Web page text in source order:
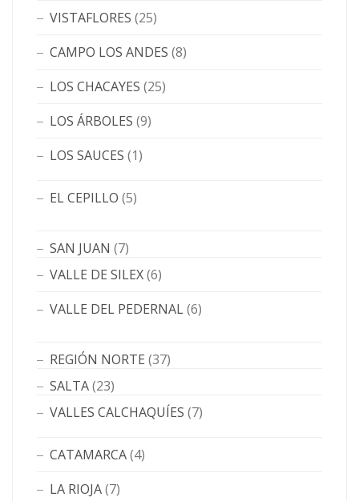
VISTAFLORES (25)
CAMPO LOS ANDES (8)
LOS CHACAYES (25)
LOS ÁRBOLES (9)
LOS SAUCES (1)
EL CEPILLO (5)
SAN JUAN (7)
VALLE DE SILEX(6)
VALLE DEL PEDERNAL(6)
REGIÓN NORTE (37)
SALTA(23)
VALLES CALCHAQUÍES (7)
CATAMARCA(4)
LA RIOJA(7)